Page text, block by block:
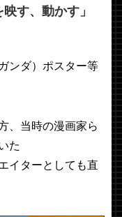
す、動かす」
ンダ）ポスター等
、当時の漫画家ら
た
イターとしても直